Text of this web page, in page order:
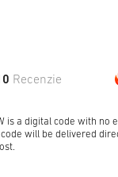
Recenzie
is a digital code with no
will be delivered